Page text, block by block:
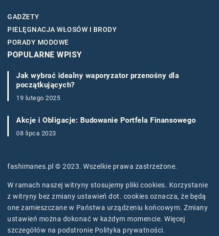
GADŻETY
PIELĘGNACJA WŁOSÓW I BRODY
PORADY MODOWE
POPULARNE WPISY
Jak wybrać idealny waporyzator przenośny dla
początkujących?
19 lutego 2025
Akcje i Obligacje: Budowanie Portfela Finansowego
08 lipca 2023
fashimanes.pl © 2023. Wszelkie prawa zastrzeżone.
W ramach naszej witryny stosujemy pliki cookies. Korzystanie
z witryny bez zmiany ustawień dot. cookies oznacza, że będą
one zamieszczane w Państwa urządzeniu końcowym. Zmiany
ustawień można dokonać w każdym momencie. Więcej
szczegółów na podstronie Polityka prywatności.